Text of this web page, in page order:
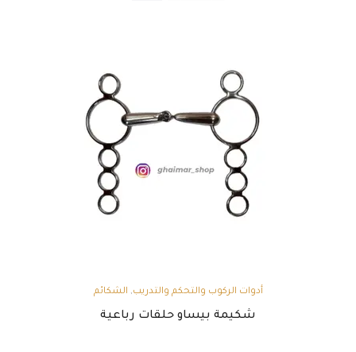
أدوات الركوب والتحكم والتدريب, الشكائم
شكيمة بيساو حلقات رباعية